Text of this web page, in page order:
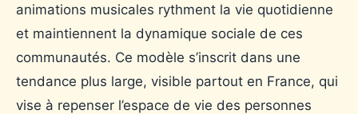
animations musicales rythment la vie quotidienne
et maintiennent la dynamique sociale de ces
communautés. Ce modèle s’inscrit dans une
tendance plus large, visible partout en France, qui
vise à repenser l’espace de vie des personnes